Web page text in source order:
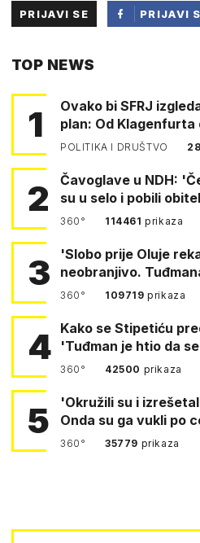
PRIJAVI SE
PRIJAVI
TOP NEWS
1
Ovako bi SFRJ
plan: Od Klagenfurta
POLITIKA I DRUŠTVO
2
Čavoglave u NDH:
su u selo i pobili
360° 114461prikaza
3
'Slobo prije Oluje
neobranjivo.
360° 109719prikaza
4 Kako se Stipetiću
'Tuđman je htio da
360° 42500 prikaza
5
'Okružili su i
Onda su ga vukli po
360° 35779 prikaza